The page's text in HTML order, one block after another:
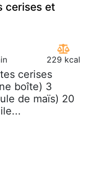
cerises et
229 kcal
cerises
boîte) 3
de maïs) 20